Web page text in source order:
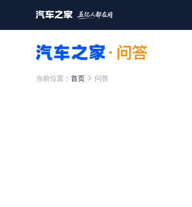
当前位置： 首页 问答